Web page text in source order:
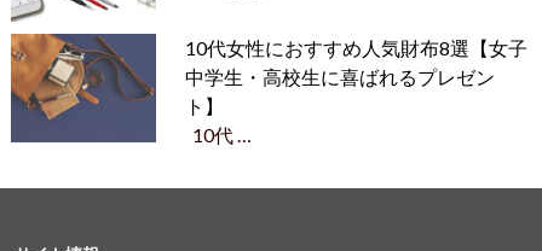
10代女性におすすめ人気財布8選【女子
中学生・高校生に喜ばれるプレゼン
ト】
10代 …